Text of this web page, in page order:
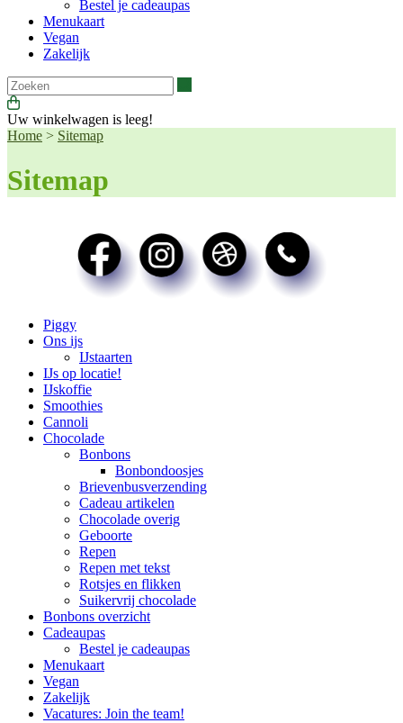
Bestel je cadeaupas
Menukaart
Vegan
Zakelijk
Uw winkelwagen is leeg!
Home > Sitemap
Sitemap
Piggy
Ons ijs
IJstaarten
IJs op locatie!
IJskoffie
Smoothies
Cannoli
Chocolade
Bonbons
Bonbondoosjes
Brievenbusverzending
Cadeau artikelen
Chocolade overig
Geboorte
Repen
Repen met tekst
Rotsjes en flikken
Suikervrij chocolade
Bonbons overzicht
Cadeaupas
Bestel je cadeaupas
Menukaart
Vegan
Zakelijk
Vacatures: Join the team!